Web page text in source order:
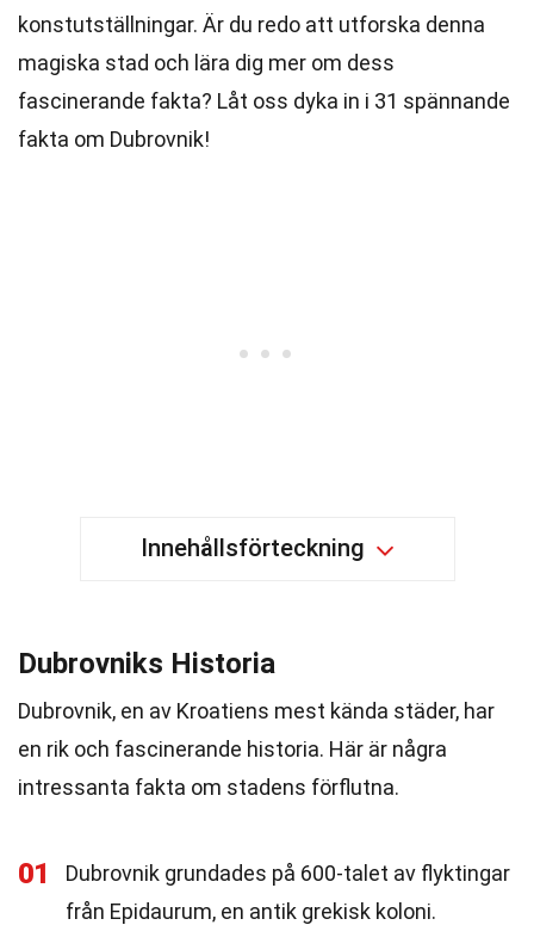
konstutställningar. Är du redo att utforska denna
magiska stad och lära dig mer om dess
fascinerande fakta? Låt oss dyka in i 31 spännande
fakta om Dubrovnik!
Innehållsförteckning
Dubrovniks Historia
Dubrovnik, en av Kroatiens mest kända städer, har
en rik och fascinerande historia. Här är några
intressanta fakta om stadens förflutna.
01
Dubrovnik grundades på 600-talet av flyktingar
från Epidaurum, en antik grekisk koloni.